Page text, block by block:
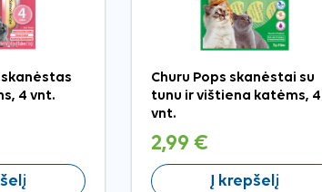
skanėstas
4 vnt.
Churu Pops skanėstai su
tunu ir vištiena katėms, 4
vnt.
2,99 €
Į krepšelį